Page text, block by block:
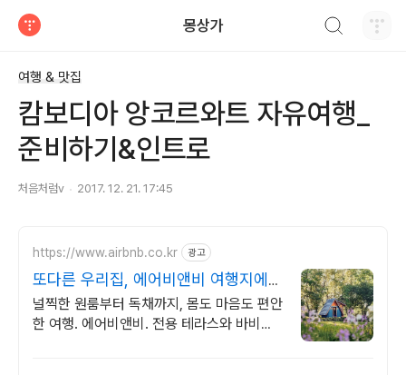
몽상가
여행 & 맛집
캄보디아 앙코르와트 자유여행_
준비하기&인트로
처음처럼v 2017. 12. 21. 17:45
https://www.airbnb.co.kr 광고
또다른 우리집, 에어비앤비 여행지에서
살아보기
널찍한 원룸부터 독채까지, 몸도 마음도 편안
한 여행. 에어비앤비. 전용 테라스와 바비큐